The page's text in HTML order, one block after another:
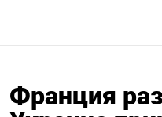
Франция